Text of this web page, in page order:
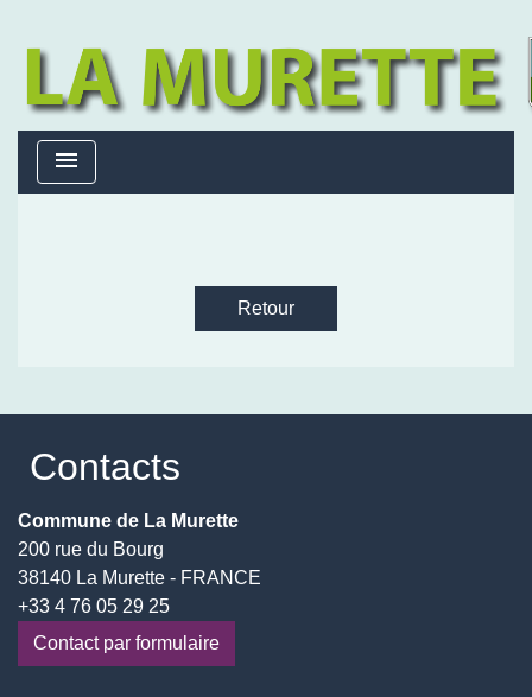
menu
Retour
Contacts
Commune de La Murette
200 rue du Bourg
38140 La Murette - FRANCE
+33 4 76 05 29 25
Contact par formulaire